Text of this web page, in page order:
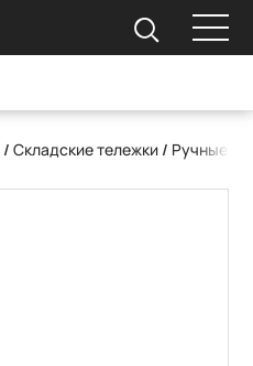
/Складские тележки / Ручные